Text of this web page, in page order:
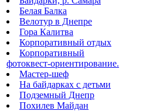
Белая Балка
Велотур в Днепре
Гора Калитва
Корпоративный отдых
Корпоративный
фотоквест-ориентирование.
Мастер-шеф
На байдарках с детьми
Подземный Днепр
Похилев Майдан